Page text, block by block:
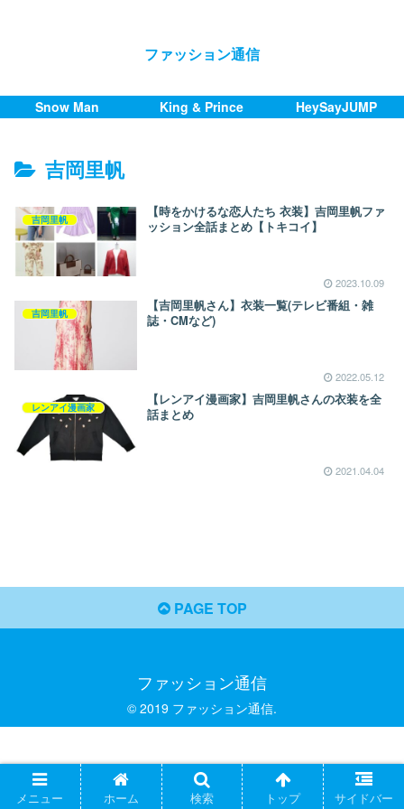
ファッション通信
Snow Man King & Prince HeySayJUMP
吉岡里帆
吉岡里帆
【時をかけるな恋人たち 衣装】吉岡里帆ファ
ッション全話まとめ【トキコイ】
2023.10.09
吉岡里帆
【吉岡里帆さん】衣装一覧(テレビ番組・雑
誌・CMなど)
2022.05.12
レンアイ漫画家
【レンアイ漫画家】吉岡里帆さんの衣装を全
話まとめ
2021.04.04
PAGE TOP
ファッション通信
© 2019 ファッション通信.
メニュー ホーム 検索 トップ サイドバー